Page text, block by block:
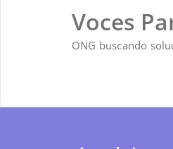
Voces
ONG buscando